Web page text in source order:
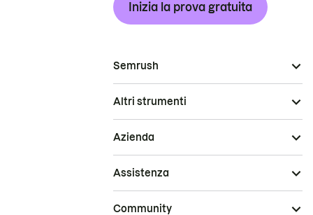
Inizia la prova gratuita
Semrush
Altri strumenti
Azienda
Assistenza
Community